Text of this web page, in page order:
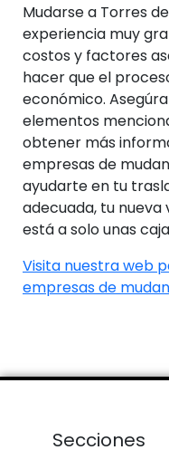
Mudarse a Torres
experiencia muy
costos y factores
hacer que el
económico.
elementos
obtener más
empresas de
ayudarte en tu
adecuada, tu nueva
está a solo unas
Visita nuestra web
empresas de
Secciones